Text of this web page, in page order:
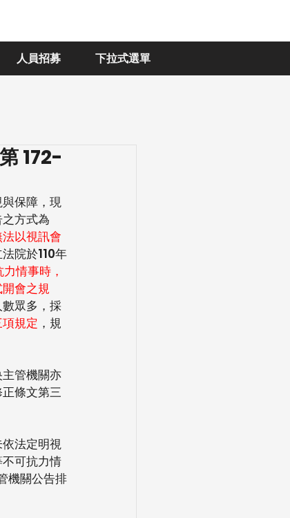
人員招募 下拉式選單
172-
保障，現
方式為
以視訊會
法院於110年
情事時，
會之規
眾多，採
規定 ，規
管機關亦
條文第三
法定明視
可抗力情
機關公告排